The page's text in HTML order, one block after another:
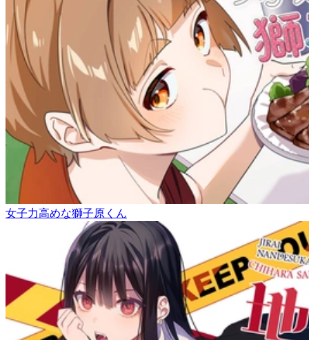
女子力高めな獅子原くん